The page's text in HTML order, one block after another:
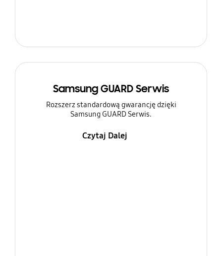
Samsung GUARD Serwis
Rozszerz standardową gwarancję dzięki
Samsung GUARD Serwis.
Czytaj Dalej